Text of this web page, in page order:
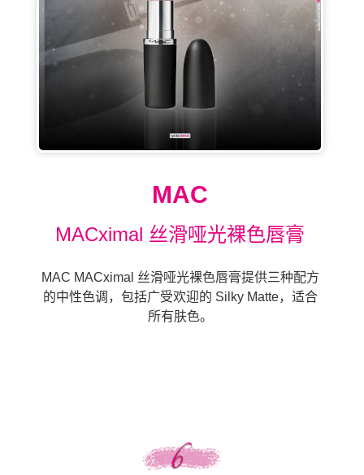
MAC
MACximal 丝滑哑光裸色唇膏
MAC MACximal 丝滑哑光裸色唇膏提供三种配方
的中性色调，包括广受欢迎的 Silky Matte，适合
所有肤色。